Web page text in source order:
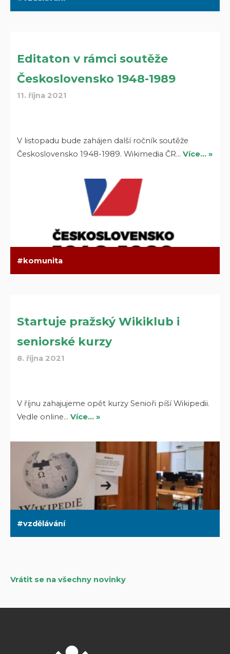
Editaton v rámci soutěže
Československo 1948-1989
11. října 2021
V listopadu bude zahájen další ročník soutěže
Československo 1948-1989. Wikimedia ČR…Více… »
komunita
Startuje pražský Wikiklub i
seniorské kurzy
8. října 2021
V říjnu zahajujeme opět kurzy Senioři píší Wikipedii.
Vedle online…Více… »
vzdělávání
Vrátit se na všechny novinky